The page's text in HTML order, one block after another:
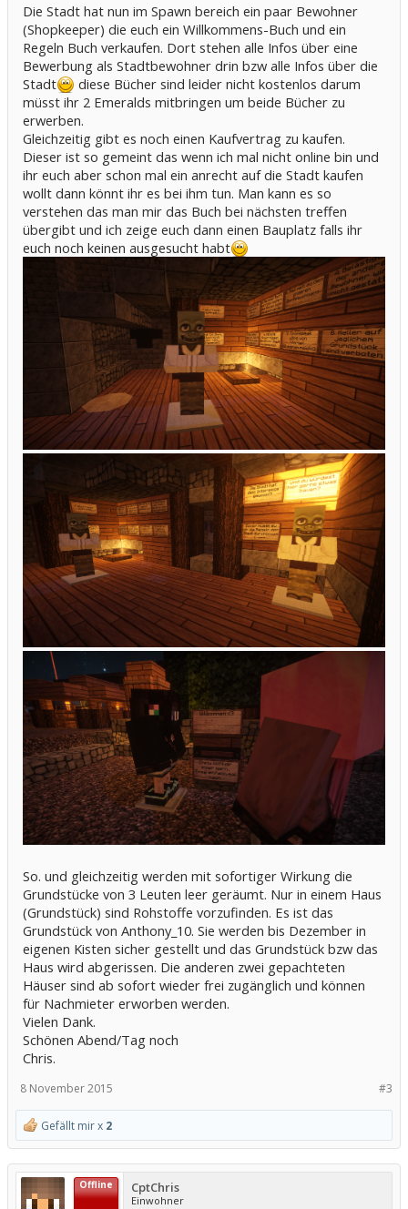
Die Stadt hat nun im Spawn bereich ein paar Bewohner
(Shopkeeper) die euch ein Willkommens-Buch und ein
Regeln Buch verkaufen. Dort stehen alle Infos über eine
Bewerbung als Stadtbewohner drin bzw alle Infos über die
Stadt
diese Bücher sind leider nicht kostenlos darum
müsst ihr 2 Emeralds mitbringen um beide Bücher zu
erwerben.
Gleichzeitig gibt es noch einen Kaufvertrag zu kaufen.
Dieser ist so gemeint das wenn ich mal nicht online bin und
ihr euch aber schon mal ein anrecht auf die Stadt kaufen
wollt dann könnt ihr es bei ihm tun. Man kann es so
verstehen das man mir das Buch bei nächsten treffen
übergibt und ich zeige euch dann einen Bauplatz falls ihr
euch noch keinen ausgesucht habt
So. und gleichzeitig werden mit sofortiger Wirkung die
Grundstücke von 3 Leuten leer geräumt. Nur in einem Haus
(Grundstück) sind Rohstoffe vorzufinden. Es ist das
Grundstück von Anthony_10. Sie werden bis Dezember in
eigenen Kisten sicher gestellt und das Grundstück bzw das
Haus wird abgerissen. Die anderen zwei gepachteten
Häuser sind ab sofort wieder frei zugänglich und können
für Nachmieter erworben werden.
Vielen Dank.
Schönen Abend/Tag noch
Chris.
#3
8 November 2015
Gefällt mir x 2
Offline CptChris
Einwohner